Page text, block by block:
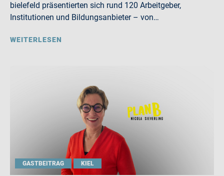
bielefeld präsentierten sich rund 120 Arbeitgeber,
Institutionen und Bildungsanbieter – von…
WEITERLESEN
GASTBEITRAG KIEL